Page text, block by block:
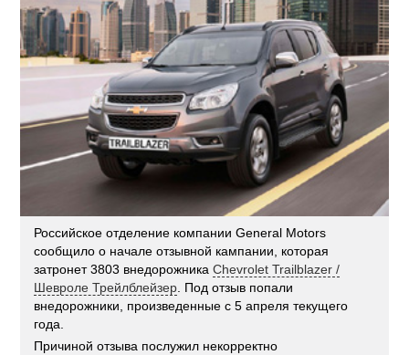
Российское отделение компании General Motors
сообщило о начале отзывной кампании, которая
затронет 3803 внедорожникаChevrolet Trailblazer /
Шевроле Трейлблейзер . Под отзыв попали
внедорожники, произведенные с 5 апреля текущего
года.
Причиной отзыва послужил некорректно